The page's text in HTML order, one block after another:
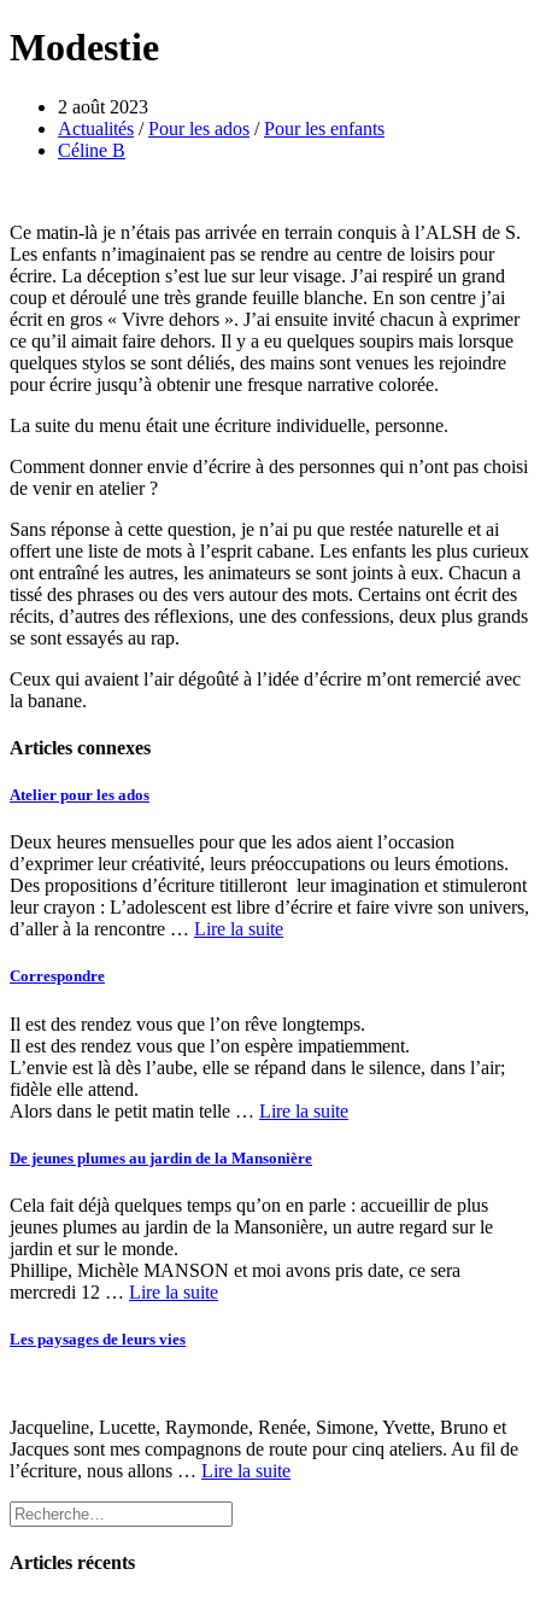
Modestie
2 août 2023
Actualités /Pour les ados /Pour les enfants
Céline B
Ce matin-là je n’étais pas arrivée en terrain conquis à l’ALSH de S.
Les enfants n’imaginaient pas se rendre au centre de loisirs pour
écrire. La déception s’est lue sur leur visage. J’ai respiré un grand
coup et déroulé une très grande feuille blanche. En son centre j’ai
écrit en gros « Vivre dehors ». J’ai ensuite invité chacun à exprimer
ce qu’il aimait faire dehors. Il y a eu quelques soupirs mais lorsque
quelques stylos se sont déliés, des mains sont venues les rejoindre
pour écrire jusqu’à obtenir une fresque narrative colorée.
La suite du menu était une écriture individuelle, personne.
Comment donner envie d’écrire à des personnes qui n’ont pas choisi
de venir en atelier ?
Sans réponse à cette question, je n’ai pu que restée naturelle et ai
offert une liste de mots à l’esprit cabane. Les enfants les plus curieux
ont entraîné les autres, les animateurs se sont joints à eux. Chacun a
tissé des phrases ou des vers autour des mots. Certains ont écrit des
récits, d’autres des réflexions, une des confessions, deux plus grands
se sont essayés au rap.
Ceux qui avaient l’air dégoûté à l’idée d’écrire m’ont remercié avec
la banane.
Articles connexes
Atelier pour les ados
Deux heures mensuelles pour que les ados aient l’occasion
d’exprimer leur créativité, leurs préoccupations ou leurs émotions.
Des propositions d’écriture titilleront leur imagination et stimuleront
leur crayon : L’adolescent est libre d’écrire et faire vivre son univers,
d’aller à la rencontre … Lire la suite
Correspondre
Il est des rendez vous que l’on rêve longtemps.
Il est des rendez vous que l’on espère impatiemment.
L’envie est là dès l’aube, elle se répand dans le silence, dans l’air;
fidèle elle attend.
Alors dans le petit matin telle … Lire la suite
De jeunes plumes au jardin de la Mansonière
Cela fait déjà quelques temps qu’on en parle : accueillir de plus
jeunes plumes au jardin de la Mansonière, un autre regard sur le
jardin et sur le monde.
Phillipe, Michèle MANSON et moi avons pris date, ce sera
mercredi 12 … Lire la suite
Les paysages de leurs vies
Jacqueline, Lucette, Raymonde, Renée, Simone, Yvette, Bruno et
Jacques sont mes compagnons de route pour cinq ateliers. Au fil de
l’écriture, nous allons … Lire la suite
Articles récents